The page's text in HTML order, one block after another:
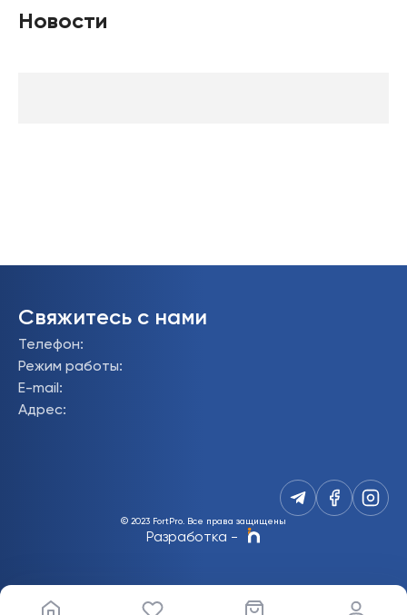
Новости
Свяжитесь с нами
Телефон:
Режим работы:
E-mail :
Адрес:
© 2023 FortPro. Все права защищены
Разработка -